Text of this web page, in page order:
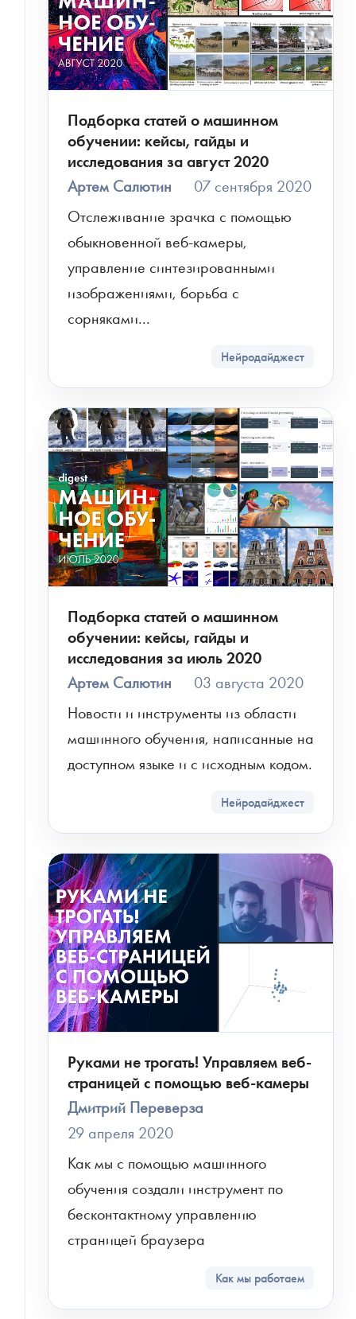
Подборка статей о машинном
обучении: кейсы, гайды и
исследования за август 2020
Артем Салютин
07 сентября 2020
Отслеживание зрачка с помощью
обыкновенной веб-камеры,
управление синтезированными
изображениями, борьба с
сорняками...
Нейродайджест
Подборка статей о машинном
обучении: кейсы, гайды и
исследования за июль 2020
Артем Салютин
03 августа 2020
Новости и инструменты из области
машинного обучения, написанные на
доступном языке и с исходным кодом.
Нейродайджест
Руками не трогать! Управляем веб-
страницей с помощью веб-камеры
Дмитрий Переверза
29 апреля 2020
Как мы с помощью машинного
обучения создали инструмент по
бесконтактному управлению
страницей браузера
Как мы работаем